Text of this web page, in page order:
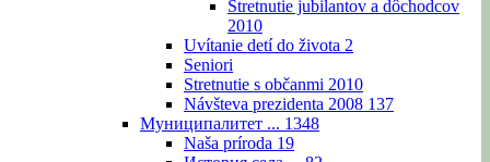
Stretnutie jubilantov a dôchodcov
2010
Uvítanie detí do života 2
Seniori
Stretnutie s občanmi 2010
Návšteva prezidenta 2008 137
Муниципалитет ... 1348
Naša príroda 19